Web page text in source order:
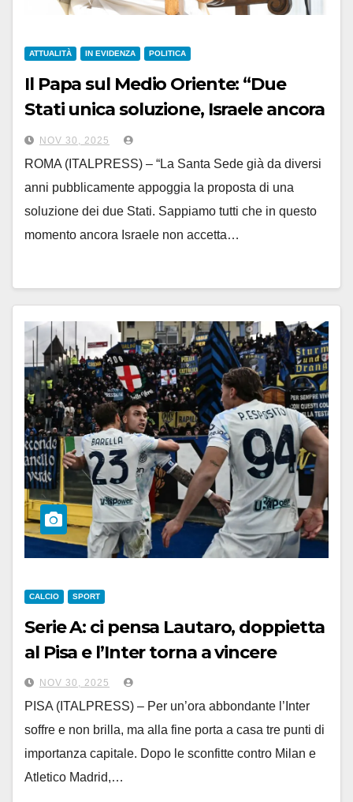
ATTUALITÀ IN EVIDENZA POLITICA
Il Papa sul Medio Oriente: “Due
Stati unica soluzione, Israele ancora
non la accetta”
NOV 30, 2025
ROMA (ITALPRESS) – “La Santa Sede già da diversi
anni pubblicamente appoggia la proposta di una
soluzione dei due Stati. Sappiamo tutti che in questo
momento ancora Israele non accetta…
CALCIO SPORT
Serie A: ci pensa Lautaro, doppietta
al Pisa e l’Inter torna a vincere
NOV 30, 2025
PISA (ITALPRESS) – Per un’ora abbondante l’Inter
soffre e non brilla, ma alla fine porta a casa tre punti di
importanza capitale. Dopo le sconfitte contro Milan e
Atletico Madrid,…